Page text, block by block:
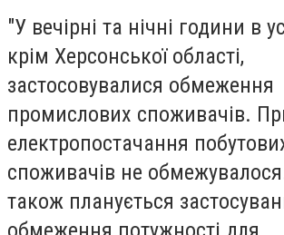
"У вечірні та нічні години в
крім Херсонської області,
застосовувалися обмеження
промислових споживачів.
електропостачання
споживачів не
також планується